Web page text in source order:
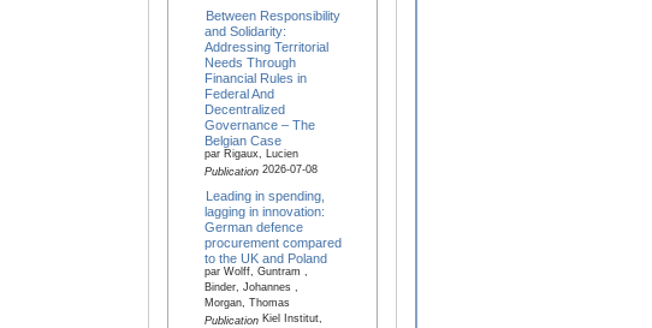
Between Responsibility
and Solidarity:
Addressing Territorial
Needs Through
Financial Rules in
Federal And
Decentralized
Governance – The
Belgian Case
par Rigaux, Lucien
Publication2026-07-08
Leading in spending,
lagging in innovation:
German defence
procurement compared
to the UK and Poland
par Wolff, Guntram ,
Binder, Johannes ,
Morgan, Thomas
PublicationKiel Institut,